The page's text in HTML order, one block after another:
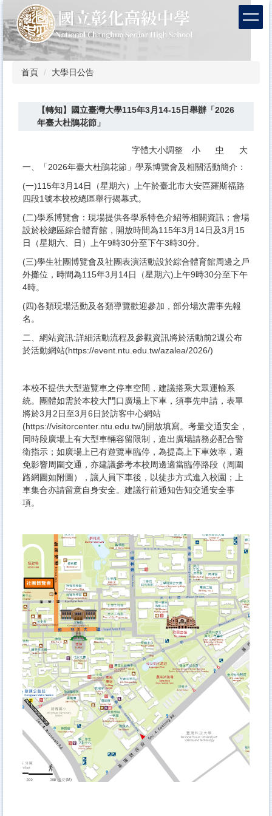
到
主
要
內
首頁 大學日公告
【轉知】國立臺灣大學115年3月14-15日舉辦「2026
年臺大杜鵑花節」
字體大小調整 小 中
大
一、「2026年臺大杜鵑花節」學系博覽會及相關活動簡介：
(一)115年3月14日（星期六）上午於臺北市大安區羅斯福路
四段1號本校校總區舉行揭幕式。
(二)學系博覽會：現場提供各學系特色介紹等相關資訊；會場
設於校總區綜合體育館，開放時間為115年3月14日及3月15
日（星期六、日）上午9時30分至下午3時30分。
(三)學生社團博覽會及社團表演活動設於綜合體育館周邊之戶
外攤位，時間為115年3月14日（星期六)上午9時30分至下午
4時。
(四)各類現場活動及各類導覽歡迎參加，部分場次需事先報
名。
二、網站資訊:詳細活動流程及參觀資訊將於活動前2週公布
於活動網站(https://event.ntu.edu.tw/azalea/2026/)
本校不提供大型遊覽車之停車空間，建議搭乘大眾運輸系
統。團體如需於本校大門口廣場上下車，須事先申請，表單
將於3月2日至3月6日於訪客中心網站
(https://visitorcenter.ntu.edu.tw/)開放填寫。考量交通安全，
同時段廣場上有大型車輛容留限制，進出廣場請務必配合警
衛指示；如廣場上已有遊覽車臨停，為提高上下車效率，避
免影響周圍交通，亦建議參考本校周邊適當臨停路段（周圍
路網圖如附圖），讓人員下車後，以徒步方式進入校園；上
車集合亦請留意自身安全。建議行前通知告知交通安全事
項。